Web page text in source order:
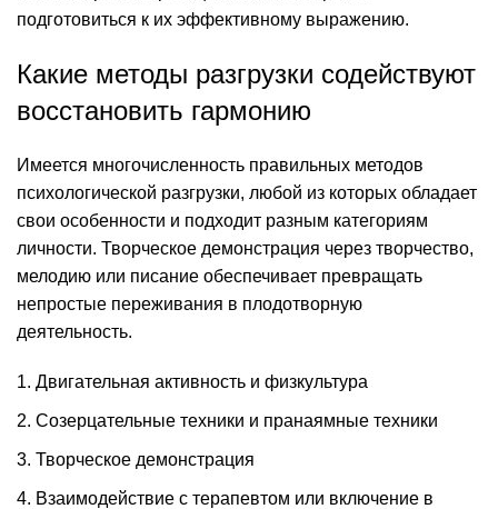
подготовиться к их эффективному выражению.
Какие методы разгрузки содействуют
восстановить гармонию
Имеется многочисленность правильных методов
психологической разгрузки, любой из которых обладает
свои особенности и подходит разным категориям
личности. Творческое демонстрация через творчество,
мелодию или писание обеспечивает превращать
непростые переживания в плодотворную
деятельность.
Двигательная активность и физкультура
Созерцательные техники и пранаямные техники
Творческое демонстрация
Взаимодействие с терапевтом или включение в